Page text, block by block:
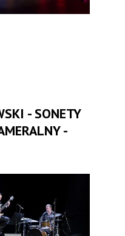
- SONETY
-